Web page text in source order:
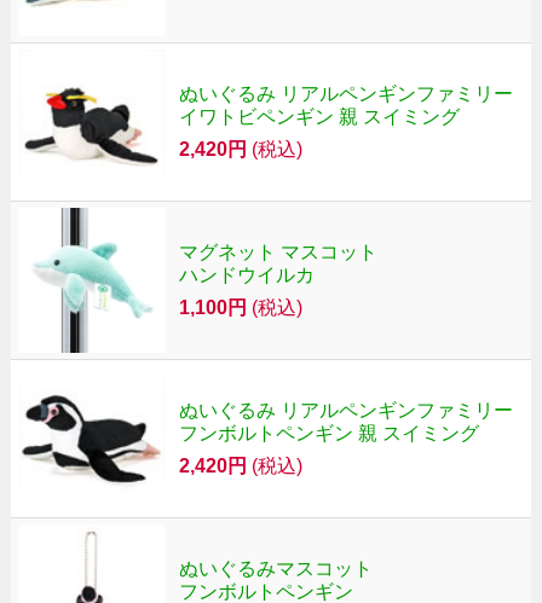
ぬいぐるみ リアルペンギンファミリー
イワトビペンギン 親 スイミング
2,420円 (税込)
マグネット マスコット
ハンドウイルカ
1,100円 (税込)
ぬいぐるみ リアルペンギンファミリー
フンボルトペンギン 親 スイミング
2,420円 (税込)
ぬいぐるみマスコット
フンボルトペンギン